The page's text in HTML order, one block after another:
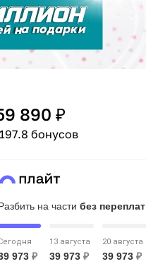
890 ₽
бонусов
на части без переплат
973 ₽
13 августа
39 973 ₽
20 августа
39 973 ₽